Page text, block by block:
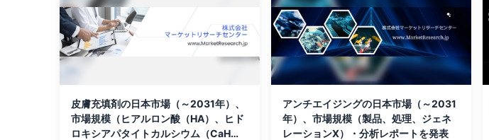
皮膚充填剤の日本市場（～2031年）、
市場規模（ヒアルロン酸（HA）、ヒド
ロキシアパタイトカルシウム（CaH
アンチエイジングの日本市場（～2031
年）、市場規模（製品、処理、ジェネ
レーションX）・分析レポートを発表